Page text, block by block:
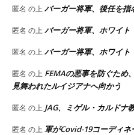
匿名 の上 バーガー将軍、後任を指
匿名 の上 バーガー将軍、ホワイト
匿名 の上 バーガー将軍、ホワイト
匿名 の上 FEMAの悪事を防ぐため
見舞われたルイジアナへ向かう
匿名 の上 JAG、ミゲル・カルドナ
匿名 の上 軍がCovid-19コーディ